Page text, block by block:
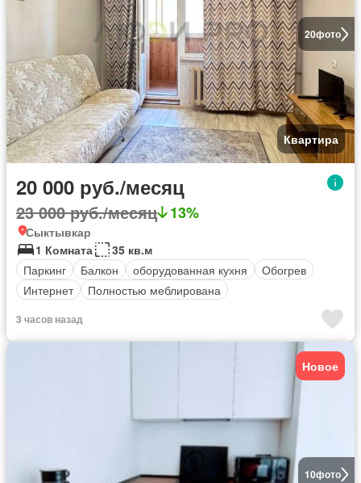
20фото
Квартира
20 000 руб./месяц
23 000 руб./месяц 13%
Сыктывкар
1 Комната
35 кв.м
Паркинг
Балкон оборудованная кухня
Обогрев
Интернет
Полностью меблирована
3 часов назад
10фото
Новое